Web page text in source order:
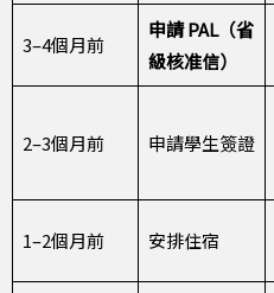
3–4個月前
申請 PAL（省
級核准信）
2–3個月前 申請學生簽證
1–2個月前 安排住宿